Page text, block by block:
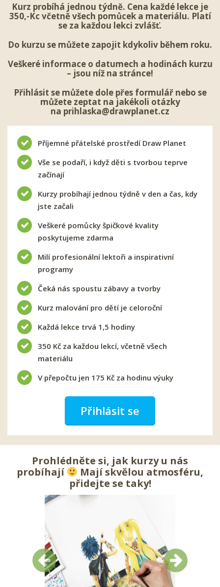
Kurz probíhá jednou týdně. Cena každé lekce je
350,-Kc včetně všech pomůcek a materiálu. Platí
se za každou lekci zvlášť.
Do kurzu se můžete zapojit kdykoliv během roku.
Veškeré informace o datumech a hodinách kurzu
– jsou níž na stránce!
Přihlásit semůžete dole přes formulář nebo se
můžete zeptat na jakékoli otázky
na prihlaska@drawplanet.cz
Příjemné přátelské prostředí Draw Planet
Vše se podaří, i když děti s tvorbou teprve
začínají
Kurzy probíhají jednou týdně v den a čas, kdy
jste začali
Veškeré pomůcky špičkové kvality
poskytujeme zdarma
Milí profesionální lektoři a inspirativní
programy
Čeká nás spoustu zábavy a tvorby
Kurz malování pro dětí je celoroční
Každá lekce trvá 1,5 hodiny
350 Kč za každou lekcí, včetně všech
materiálu
V přepočtu jen 175 Kč za hodinu výuky
Přihlásit se
Prohlédněte si, jak kurzy u nás
probíhají
Mají skvělou atmosféru,
přidejte se taky!
Předchozí Další